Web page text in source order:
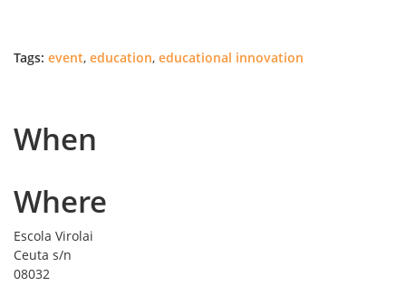
Tags: event, education, educational innovation
When
Where
Escola Virolai
Ceuta s/n
08032